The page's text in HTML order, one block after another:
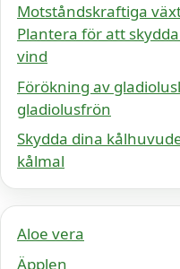
Motståndskraftiga
Plantera för att
vind
Förökning av
gladiolusfrön
Skydda dina
kålmal
Aloe vera
Äpplen